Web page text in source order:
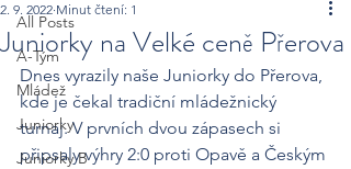
All Posts
A-Tým
Mládež
Juniorky
Juniorky B
Juniorky na Velké ceně Přerova
2. 9. 2022 Minut čtení: 1
Dnes vyrazily naše Juniorky do Přerova,
kde je čekal tradiční mládežnický
turnaj. V prvních dvou zápasech si
připsaly výhry 2:0 proti Opavě a Českým